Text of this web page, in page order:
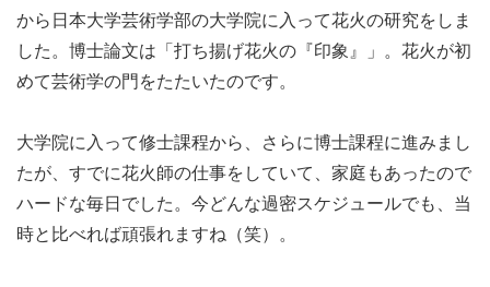
から日本大学芸術学部の大学院に入って花火の研究をしま
した。博士論文は「打ち揚げ花火の『印象』」。花火が初
めて芸術学の門をたたいたのです。
大学院に入って修士課程から、さらに博士課程に進みまし
たが、すでに花火師の仕事をしていて、家庭もあったので
ハードな毎日でした。今どんな過密スケジュールでも、当
時と比べれば頑張れますね（笑）。